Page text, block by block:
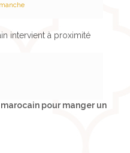
intervient à proximité
pour manger un